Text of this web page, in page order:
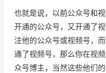
也就是说，以前公众号和
开通的公众号，又开通了
注他的公众号或视频号，
通了视频号，那么你在视
众号博主，当然这些他们的